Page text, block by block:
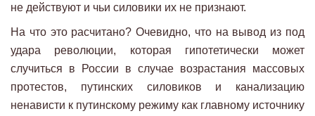
не действуют и чьи силовики их не признают.
На что это расчитано? Очевидно, что на вывод из под
удара революции, которая гипотетически может
случиться в России в случае возрастания массовых
протестов, путинских силовиков и канализацию
ненависти к путинскому режиму как главному источнику